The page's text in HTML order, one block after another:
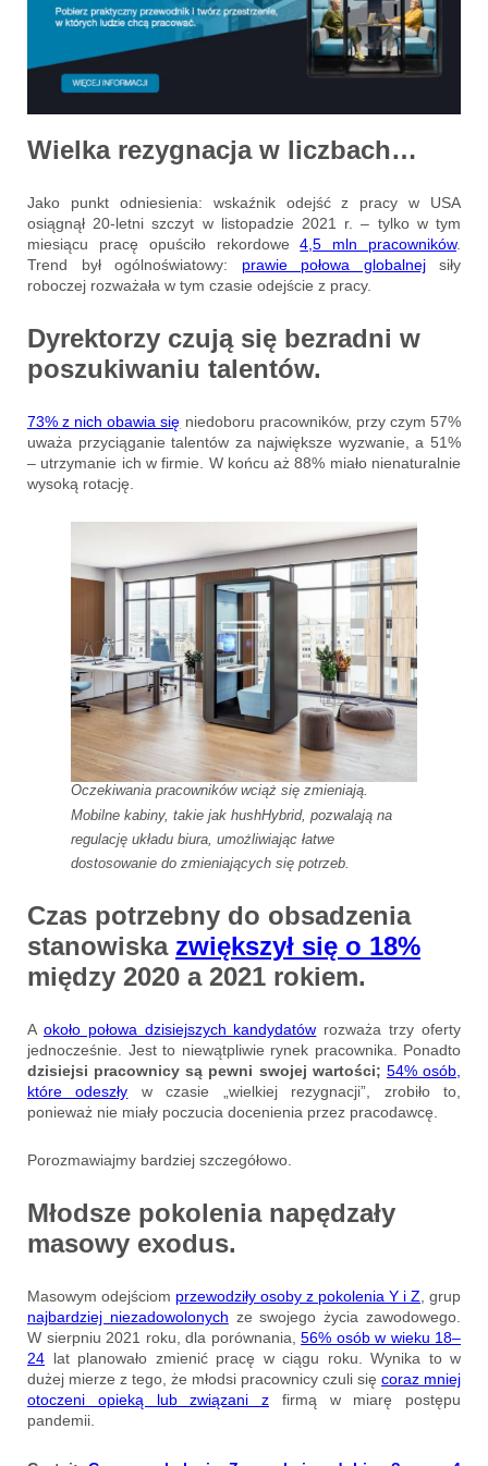
Wielka rezygnacja w liczbach…
Jako punkt odniesienia: wskaźnik odejść z pracy w USA
osiągnął 20-letni szczyt w listopadzie 2021 r. – tylko w tym
miesiącu pracę opuściło rekordowe4,5 mln pracowników.
Trend był ogólnoświatowy: prawie połowa globalnejsiły
roboczej rozważała w tym czasie odejście z pracy.
Dyrektorzy czują się bezradni w
poszukiwaniu talentów.
73% z nich obawia się niedoboru pracowników, przy czym 57%
uważa przyciąganie talentów za największe wyzwanie, a 51%
– utrzymanie ich w firmie. W końcu aż 88% miało nienaturalnie
wysoką rotację.
Oczekiwania pracowników wciąż się zmieniają.
Mobilne kabiny, takie jak hushHybrid, pozwalają na
regulację układu biura, umożliwiając łatwe
dostosowanie do zmieniających się potrzeb.
Czas potrzebny do obsadzenia
stanowiska zwiększył się o 18%
między 2020 a 2021 rokiem.
A około połowa dzisiejszych kandydatów rozważa trzy oferty
jednocześnie. Jest to niewątpliwie rynek pracownika. Ponadto
dzisiejsi pracownicy są pewni swojej wartości; 54% osób,
które odeszły w czasie „wielkiej rezygnacji”, zrobiło to,
ponieważ nie miały poczucia docenienia przez pracodawcę.
Porozmawiajmy bardziej szczegółowo.
Młodsze pokolenia napędzały
masowy exodus.
Masowym odejściom przewodziły osoby z pokolenia Y i Z , grup
najbardziej niezadowolonych ze swojego życia zawodowego.
W sierpniu 2021 roku, dla porównania, 56% osób w wieku 18–
24 lat planowało zmienić pracę w ciągu roku. Wynika to w
dużej mierze z tego, że młodsi pracownicy czuli się coraz mniej
otoczeni opieką lub związani z firmą w miarę postępu
pandemii.